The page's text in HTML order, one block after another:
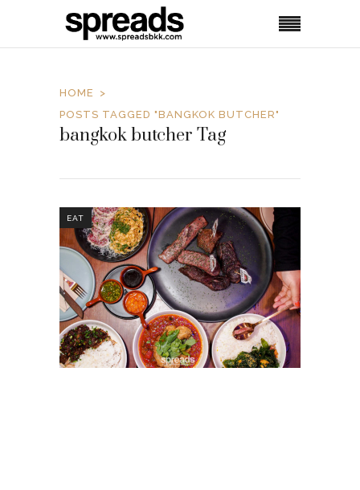
HOME
POSTS TAGGED "BANGKOK BUTCHER"
bangkok butcher Tag
EAT